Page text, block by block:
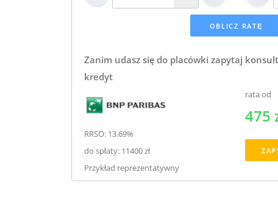
Zanim udasz się do placówki zapytaj
kredyt
RRSO: 13.69%
do spłaty: 11400 zł
Przykład reprezentatywny
rata od
475